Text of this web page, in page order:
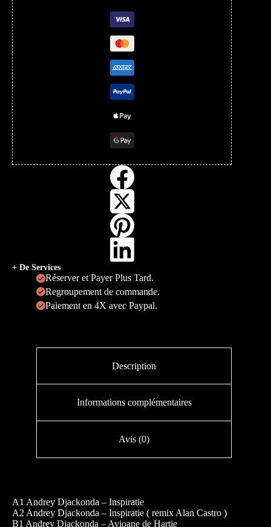
+ De Services
Réserver et Payer Plus Tard.
Regroupement de commande.
Paiement en 4X avec Paypal.
Description
Informations complémentaires
Avis (0)
A1 Andrey Djackonda – Inspiratie
A2 Andrey Djackonda – Inspiratie ( remix Alan Castro )
B1 Andrey Djackonda – Avioane de Hartie